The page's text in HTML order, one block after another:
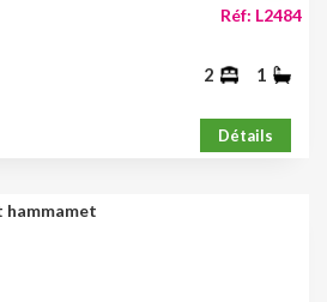
Réf: L2484
2 1
Détails